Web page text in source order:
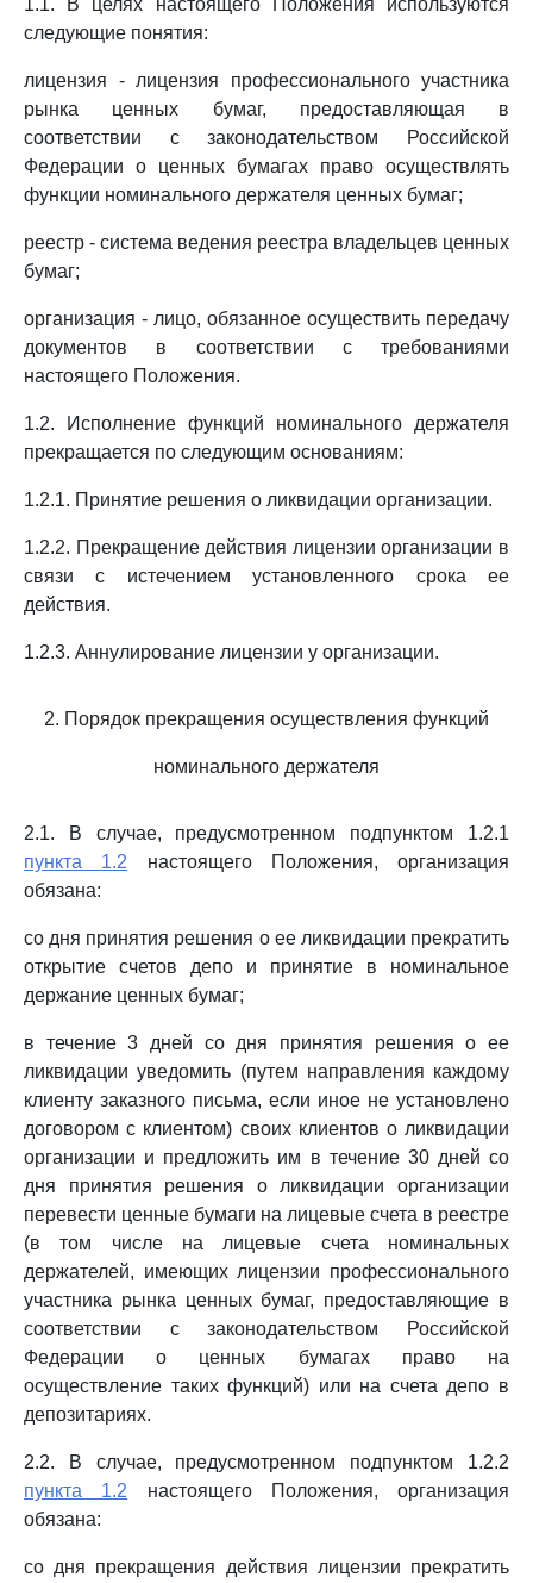
1.1. В целях настоящего Положения используются
следующие понятия:
лицензия - лицензия профессионального участника
рынка ценных бумаг, предоставляющая в
соответствии с законодательством Российской
Федерации о ценных бумагах право осуществлять
функции номинального держателя ценных бумаг;
реестр - система ведения реестра владельцев ценных
бумаг;
организация - лицо, обязанное осуществить передачу
документов в соответствии с требованиями
настоящего Положения.
1.2. Исполнение функций номинального держателя
прекращается по следующим основаниям:
1.2.1. Принятие решения о ликвидации организации.
1.2.2. Прекращение действия лицензии организации в
связи с истечением установленного срока ее
действия.
1.2.3. Аннулирование лицензии у организации.
2. Порядок прекращения осуществления функций
номинального держателя
2.1. В случае, предусмотренном подпунктом 1.2.1
пункта 1.2 настоящего Положения, организация
обязана:
со дня принятия решения о ее ликвидации прекратить
открытие счетов депо и принятие в номинальное
держание ценных бумаг;
в течение 3 дней со дня принятия решения о ее
ликвидации уведомить (путем направления каждому
клиенту заказного письма, если иное не установлено
договором с клиентом) своих клиентов о ликвидации
организации и предложить им в течение 30 дней со
дня принятия решения о ликвидации организации
перевести ценные бумаги на лицевые счета в реестре
(в том числе на лицевые счета номинальных
держателей, имеющих лицензии профессионального
участника рынка ценных бумаг, предоставляющие в
соответствии с законодательством Российской
Федерации о ценных бумагах право на
осуществление таких функций) или на счета депо в
депозитариях.
2.2. В случае, предусмотренном подпунктом 1.2.2
пункта 1.2 настоящего Положения, организация
обязана:
со дня прекращения действия лицензии прекратить